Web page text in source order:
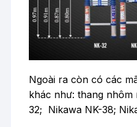
Ngoài ra còn có các
khác như: thang
32; Nikawa NK-38;